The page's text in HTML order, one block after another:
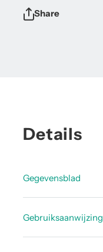
Share
Details
Gegevensblad
Gebruiksaanwijzing